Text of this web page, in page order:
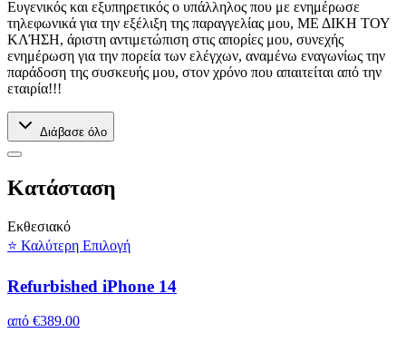
Ευγενικός και εξυπηρετικός ο υπάλληλος που με ενημέρωσε
τηλεφωνικά για την εξέλιξη της παραγγελίας μου, ΜΕ ΔΙΚΗ ΤΟΥ
ΚΛΉΣΗ, άριστη αντιμετώπιση στις απορίες μου, συνεχής
ενημέρωση για την πορεία των ελέγχων, αναμένω εναγωνίως την
παράδοση της συσκευής μου, στον χρόνο που απαιτείται από την
εταιρία!!!
Διάβασε όλο
Kατάσταση
Εκθεσιακό
⭐ Καλύτερη Επιλογή
Refurbished iPhone 14
από €389.00